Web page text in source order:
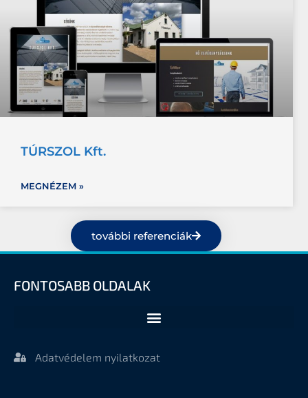
TÚRSZOL Kft.
MEGNÉZEM »
további referenciák
FONTOSABB OLDALAK
Adatvédelem nyilatkozat